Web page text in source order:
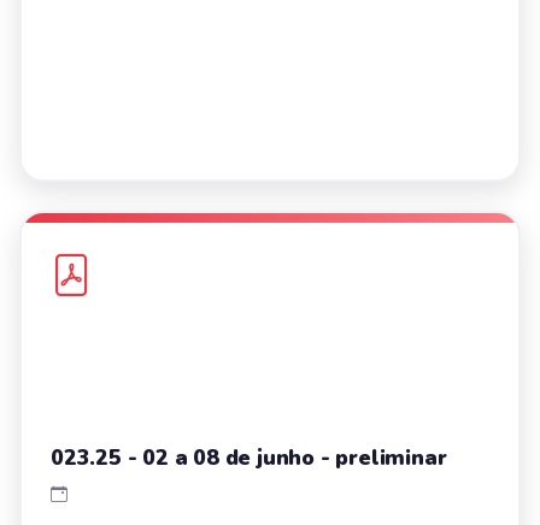
023.25 - 02 a 08 de junho - preliminar